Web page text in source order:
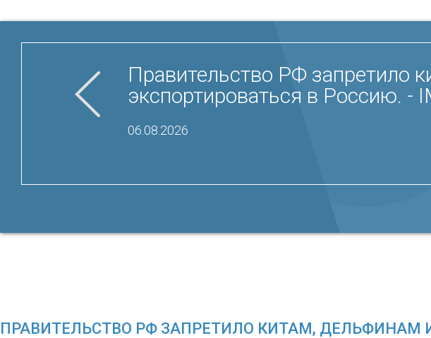
Правительство РФ запретило
экспортироваться в Россию. -
06.08.2026
ПРАВИТЕЛЬСТВО РФ ЗАПРЕТИЛО КИТАМ, ДЕЛЬФИНАМ